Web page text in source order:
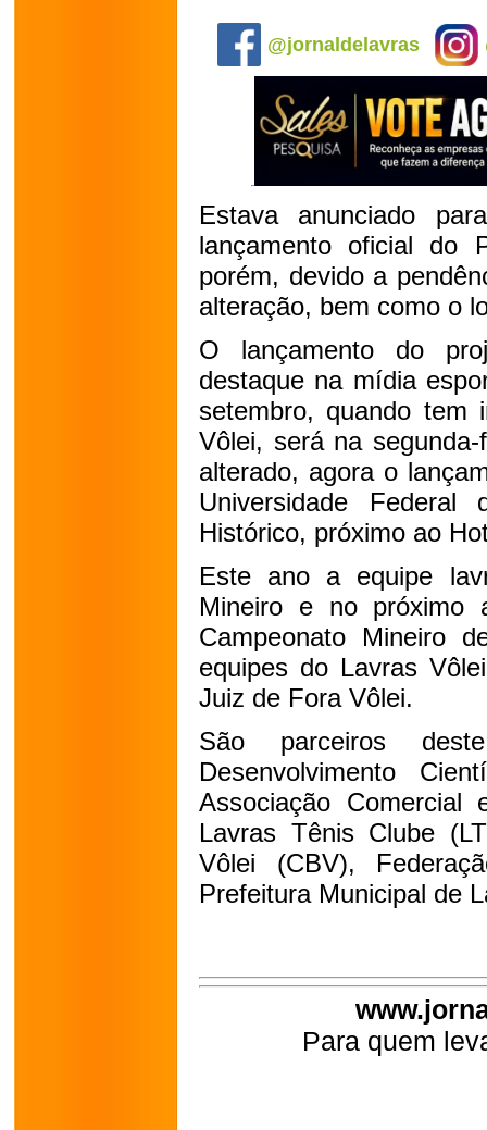
@jornaldelavras
Estava anunciado
lançamento oficial do
porém, devido a
alteração, bem como o
O lançamento do
destaque na mídia
setembro, quando tem
Vôlei, será na
alterado, agora o
Universidade
Histórico, próximo ao
Este ano a equipe
Mineiro e no próximo
Campeonato Mineiro
equipes do Lavras
Juiz de Fora Vôlei.
São parceiros
Desenvolvimento
Associação
Lavras Tênis Clube
Vôlei (CBV),
Prefeitura Municipal de
Para quem